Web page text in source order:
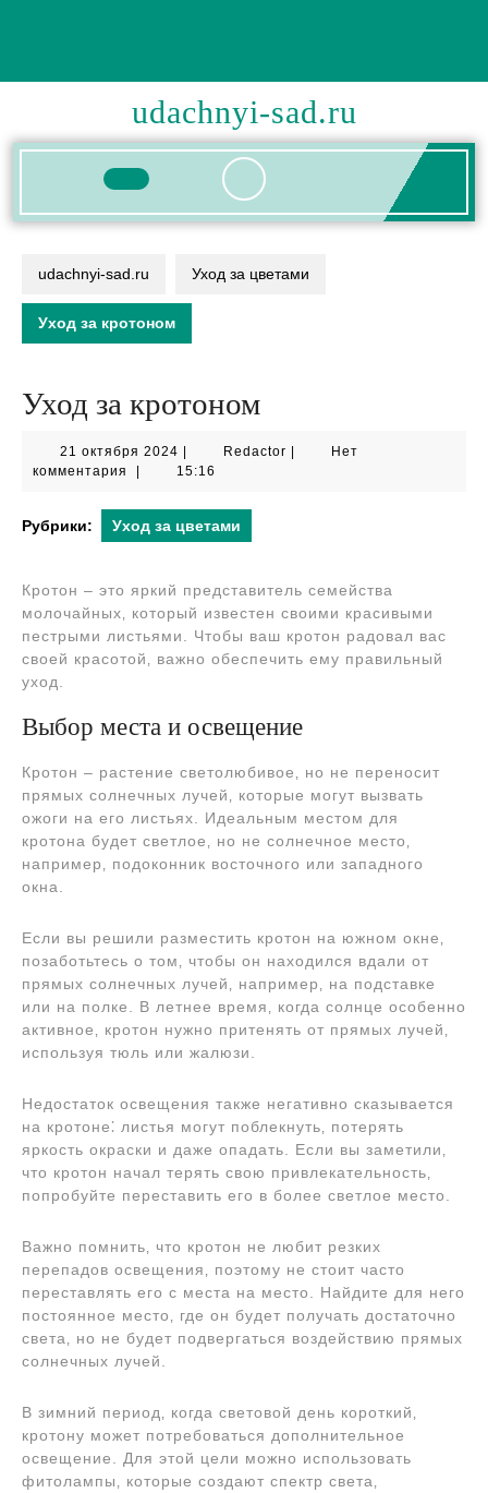
udachnyi-sad.ru
Кнопка
udachnyi-sad.ru Уход за цветами
Уход за кротоном
Уход за кротоном
21 октября 2024 21
октября
RedactorRedactor
Нет
комментария
15:16
Рубрики: Уход за цветами
Кротон – это яркий представитель семейства
молочайных‚ который известен своими красивыми
пестрыми листьями. Чтобы ваш кротон радовал вас
своей красотой‚ важно обеспечить ему правильный
уход.
Выбор места и освещение
Кротон – растение светолюбивое‚ но не переносит
прямых солнечных лучей‚ которые могут вызвать
ожоги на его листьях. Идеальным местом для
кротона будет светлое‚ но не солнечное место‚
например‚ подоконник восточного или западного
окна.
Если вы решили разместить кротон на южном окне‚
позаботьтесь о том‚ чтобы он находился вдали от
прямых солнечных лучей‚ например‚ на подставке
или на полке. В летнее время‚ когда солнце особенно
активное‚ кротон нужно притенять от прямых лучей‚
используя тюль или жалюзи.
Недостаток освещения также негативно сказывается
на кротоне⁚ листья могут поблекнуть‚ потерять
яркость окраски и даже опадать. Если вы заметили‚
что кротон начал терять свою привлекательность‚
попробуйте переставить его в более светлое место.
Важно помнить‚ что кротон не любит резких
перепадов освещения‚ поэтому не стоит часто
переставлять его с места на место. Найдите для него
постоянное место‚ где он будет получать достаточно
света‚ но не будет подвергаться воздействию прямых
солнечных лучей.
В зимний период‚ когда световой день короткий‚
кротону может потребоваться дополнительное
освещение. Для этой цели можно использовать
фитолампы‚ которые создают спектр света‚